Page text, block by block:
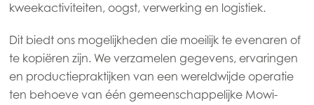
kweekactiviteiten, oogst, verwerking en logistiek.
Dit biedt ons mogelijkheden die moeilijk te evenaren of
te kopiëren zijn. We verzamelen gegevens, ervaringen
en productiepraktijken van een wereldwijde operatie
ten behoeve van één gemeenschappelijke Mowi-